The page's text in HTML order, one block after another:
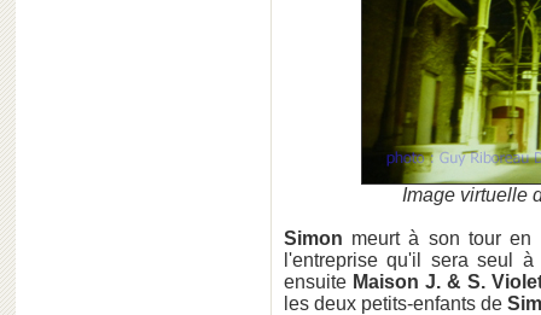
Image virtuelle
Simon meurt à son tour
l'entreprise qu'il sera seul
ensuite Maison J. & S.
les deux petits-enfants de